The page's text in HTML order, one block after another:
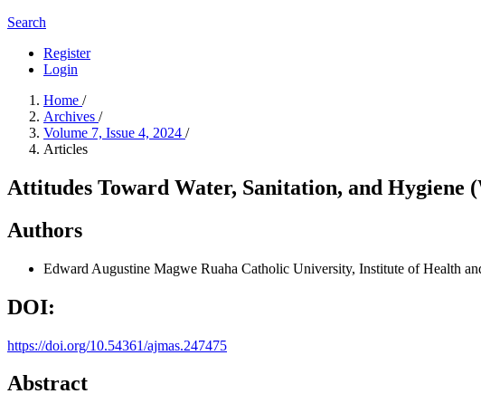
Search
Register
Login
Home /
Archives /
Volume 7, Issue 4, 2024 /
Articles
Attitudes Toward Water, Sanitation, and Hygiene
Authors
Edward Augustine Magwe Ruaha Catholic University, Institute of Health
DOI:
https://doi.org/10.54361/ajmas.247475
Abstract